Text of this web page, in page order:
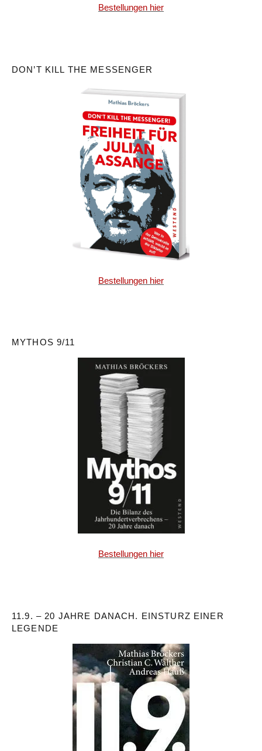
Bestellungen hier
DON’T KILL THE MESSENGER
Bestellungen hier
MYTHOS 9/11
Bestellungen hier
11.9. – 20 JAHRE DANACH. EINSTURZ EINER
LEGENDE